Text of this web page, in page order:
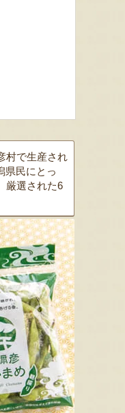
村で生産され
県民にとっ
厳選された6
『菓子道楽 新野屋』